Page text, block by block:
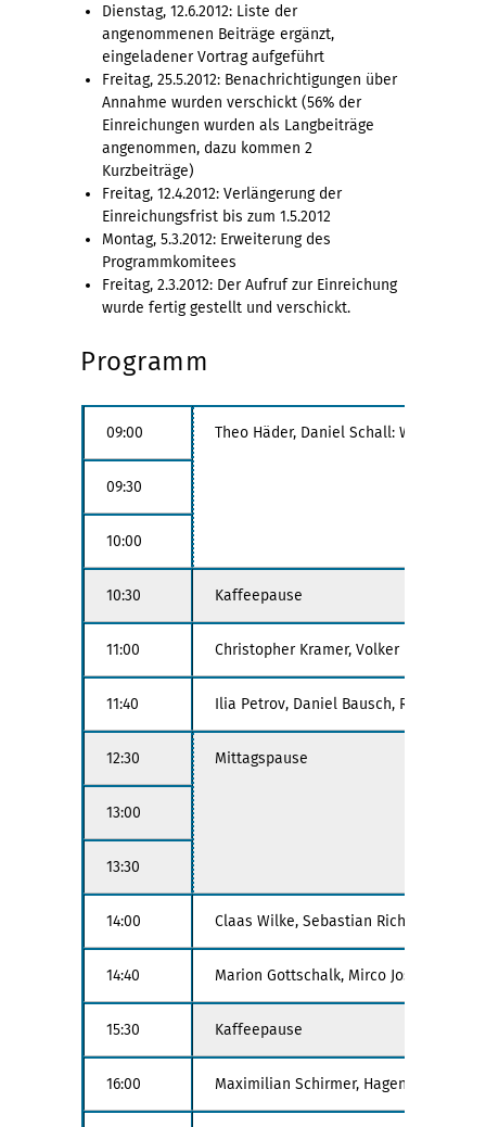
Dienstag, 12.6.2012: Liste der
angenommenen Beiträge ergänzt,
eingeladener Vortrag aufgeführt
Freitag, 25.5.2012: Benachrichtigungen über
Annahme wurden verschickt (56% der
Einreichungen wurden als Langbeiträge
angenommen, dazu kommen 2
Kurzbeiträge)
Freitag, 12.4.2012: Verlängerung der
Einreichungsfrist bis zum 1.5.2012
Montag, 5.3.2012: Erweiterung des
Programmkomitees
Freitag, 2.3.2012: Der Aufruf zur Einreichung
wurde fertig gestellt und verschickt.
Programm
09:00 Theo Häder, Daniel Schall: WattDB 
09:30
10:00
10:30 Kaffeepause
11:00 Christopher Kramer, Volker Höfner,
11:40 Ilia Petrov, Daniel Bausch, Robert
12:30 Mittagspause
13:00
13:30
14:00 Claas Wilke, Sebastian Richly, Georg
14:40 Marion Gottschalk, Mirco Josefiok, Jan
15:30 Kaffeepause
16:00 Maximilian Schirmer, Hagen Höfner: